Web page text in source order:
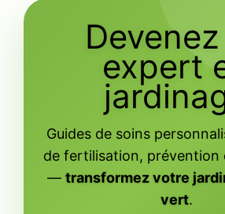
expert
Guides de soins
de fertilisation, prévention
— transformez votre
vert.